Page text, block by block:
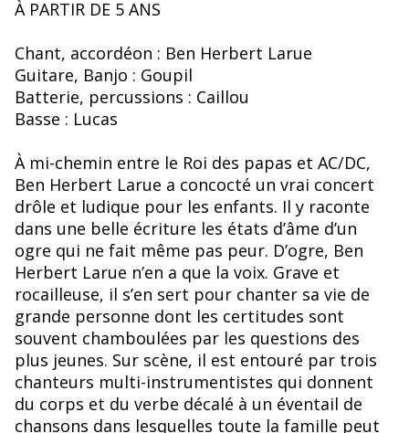
À PARTIR DE 5 ANS
Chant, accordéon : Ben Herbert Larue
Guitare, Banjo : Goupil
Batterie, percussions : Caillou
Basse : Lucas
À mi-chemin entre le Roi des papas et AC/DC,
Ben Herbert Larue a concocté un vrai concert
drôle et ludique pour les enfants. Il y raconte
dans une belle écriture les états d’âme d’un
ogre qui ne fait même pas peur. D’ogre, Ben
Herbert Larue n’en a que la voix. Grave et
rocailleuse, il s’en sert pour chanter sa vie de
grande personne dont les certitudes sont
souvent chamboulées par les questions des
plus jeunes. Sur scène, il est entouré par trois
chanteurs multi-instrumentistes qui donnent
du corps et du verbe décalé à un éventail de
chansons dans lesquelles toute la famille peut